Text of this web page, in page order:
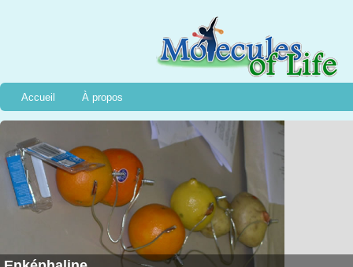
Accueil À propos